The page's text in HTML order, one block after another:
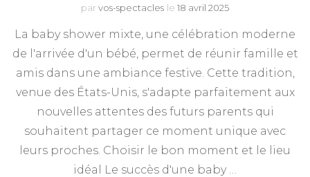
par vos-spectacles le 18 avril 2025
La baby shower mixte, une célébration moderne
de l'arrivée d'un bébé, permet de réunir famille et
amis dans une ambiance festive. Cette tradition,
venue des États-Unis, s'adapte parfaitement aux
nouvelles attentes des futurs parents qui
souhaitent partager ce moment unique avec
leurs proches. Choisir le bon moment et le lieu
idéal Le succès d'une baby …